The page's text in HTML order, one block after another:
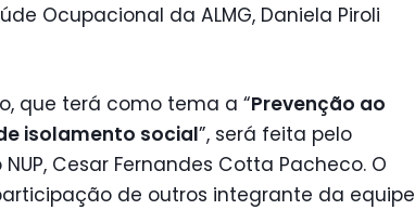
Ocupacional da ALMG, Daniela Piroli
que terá como tema a “Prevenção ao
isolamento social”, será feita pelo
Cesar Fernandes Cotta Pacheco. O
de outros integrante da equipe